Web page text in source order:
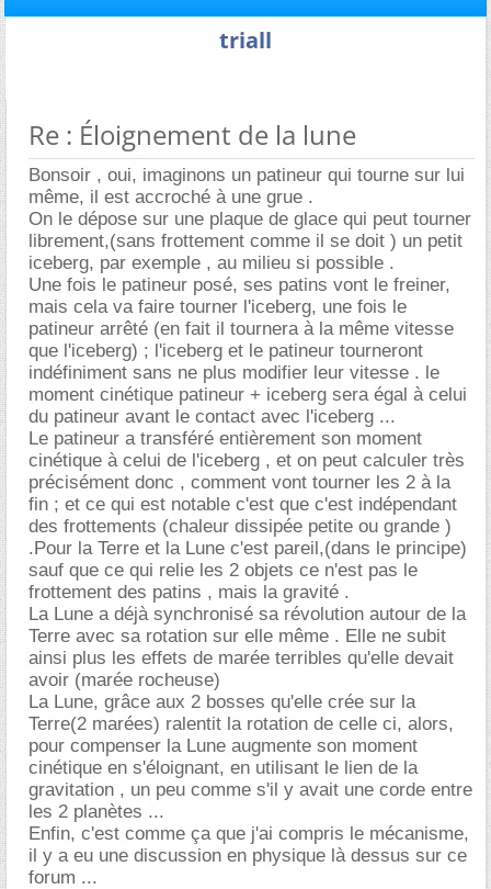
triall
Re : Éloignement de la lune
Bonsoir , oui, imaginons un patineur qui tourne sur lui
même, il est accroché à une grue .
On le dépose sur une plaque de glace qui peut tourner
librement,(sans frottement comme il se doit ) un petit
iceberg, par exemple , au milieu si possible .
Une fois le patineur posé, ses patins vont le freiner,
mais cela va faire tourner l'iceberg, une fois le
patineur arrêté (en fait il tournera à la même vitesse
que l'iceberg) ; l'iceberg et le patineur tourneront
indéfiniment sans ne plus modifier leur vitesse . le
moment cinétique patineur + iceberg sera égal à celui
du patineur avant le contact avec l'iceberg ...
Le patineur a transféré entièrement son moment
cinétique à celui de l'iceberg , et on peut calculer très
précisément donc , comment vont tourner les 2 à la
fin ; et ce qui est notable c'est que c'est indépendant
des frottements (chaleur dissipée petite ou grande )
.Pour la Terre et la Lune c'est pareil,(dans le principe)
sauf que ce qui relie les 2 objets ce n'est pas le
frottement des patins , mais la gravité .
La Lune a déjà synchronisé sa révolution autour de la
Terre avec sa rotation sur elle même . Elle ne subit
ainsi plus les effets de marée terribles qu'elle devait
avoir (marée rocheuse)
La Lune, grâce aux 2 bosses qu'elle crée sur la
Terre(2 marées) ralentit la rotation de celle ci, alors,
pour compenser la Lune augmente son moment
cinétique en s'éloignant, en utilisant le lien de la
gravitation , un peu comme s'il y avait une corde entre
les 2 planètes ...
Enfin, c'est comme ça que j'ai compris le mécanisme,
il y a eu une discussion en physique là dessus sur ce
forum ...